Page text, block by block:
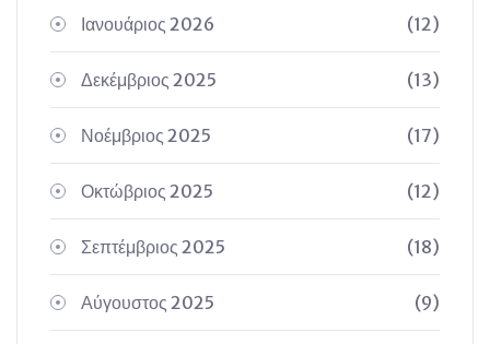
Ιανουάριος 2026 (12)
Δεκέμβριος 2025 (13)
Νοέμβριος 2025 (17)
Οκτώβριος 2025 (12)
Σεπτέμβριος 2025 (18)
Αύγουστος 2025 (9)